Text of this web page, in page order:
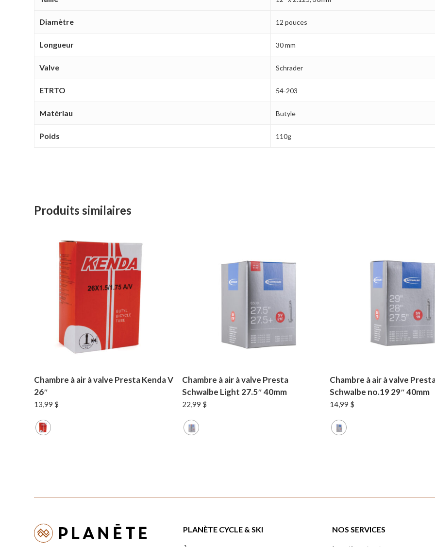
Diamètre 12 pouces
Longueur 30 mm
Valve Schrader
ETRTO 54-203
Matériau Butyle
Poids 110g
Produits similaires
Chambre à air à valve Presta Kenda V
26″
13,99 $
Chambre à air à valve Presta
Schwalbe Light 27.5″ 40mm
22,99 $
Chambre à air à valve
Schwalbe no.19 29″ 40mm
14,99 $
PLANÈTE CYCLE & SKI NOS SERVICES